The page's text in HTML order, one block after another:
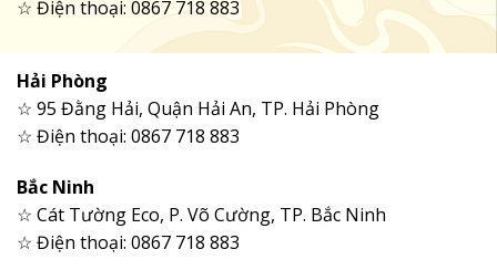
☆ Điện thoại: 0867 718 883
Hải Phòng
☆ 95 Đằng Hải, Quận Hải An, TP. Hải Phòng
☆ Điện thoại: 0867 718 883
Bắc Ninh
☆ Cát Tường Eco, P. Võ Cường, TP. Bắc Ninh
☆ Điện thoại: 0867 718 883